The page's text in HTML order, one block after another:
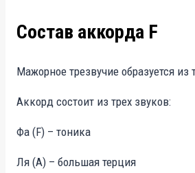
Состав аккорда F
Мажорное трезвучие образуется
Аккорд состоит из трех звуков:
Фа (F) – тоника
Ля (A) – большая терция